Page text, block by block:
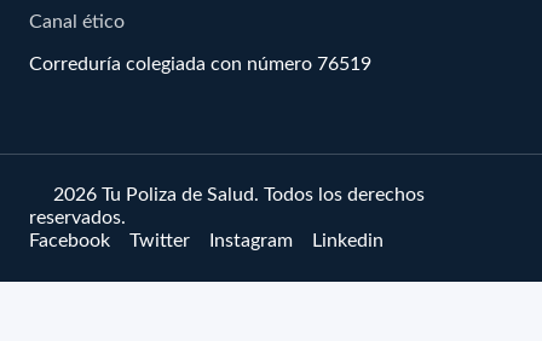
Canal ético
Correduría colegiada con número 76519
© 2026 Tu Poliza de Salud. Todos los derechos
reservados.
Facebook
Twitter Instagram Linkedin